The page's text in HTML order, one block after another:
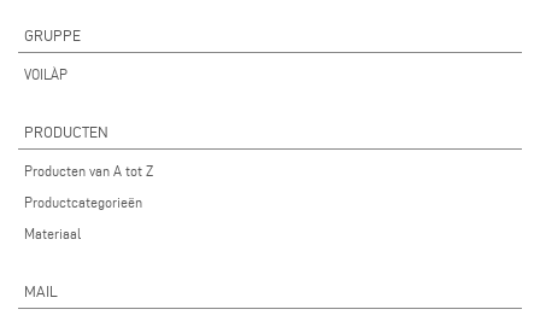
GRUPPE
VOILÀP
PRODUCTEN
Producten van A tot Z
Productcategorieën
Materiaal
MAIL